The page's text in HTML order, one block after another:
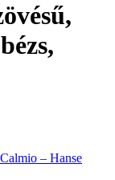
– Hanse